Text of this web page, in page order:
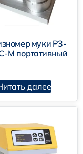
муки Р3-
М портативный
далее